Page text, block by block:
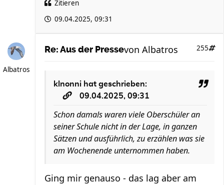
Zitieren
09.04.2025, 09:31
Albatros
Re: Aus der Presse 255
von Albatros
klnonni hat geschrieben:
09.04.2025, 09:31
Schon damals waren viele Oberschüler an
seiner Schule nicht in der Lage, in ganzen
Sätzen und ausführlich, zu erzählen was sie
am Wochenende unternommen haben.
Ging mir genauso - das lag aber am